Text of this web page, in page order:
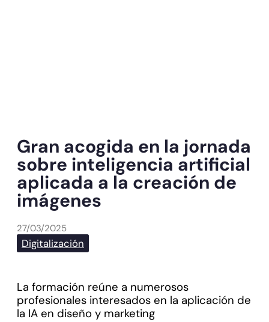
Gran acogida en la jornada
sobre inteligencia artificial
aplicada a la creación de
imágenes
27/03/2025
Digitalización
La formación reúne a numerosos
profesionales interesados en la aplicación de
la IA en diseño y marketing